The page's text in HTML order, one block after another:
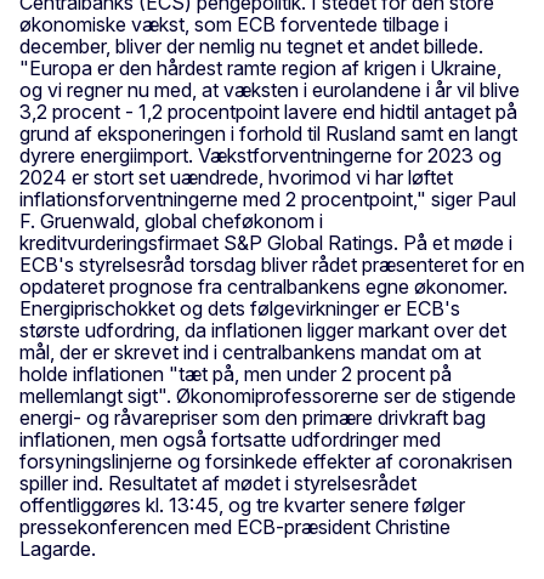
økonomiske vækst, som ECB forventede tilbage i
december, bliver der nemlig nu tegnet et andet billede.
"Europa er den hårdest ramte region af krigen i Ukraine,
og vi regner nu med, at væksten i eurolandene i år vil blive
3,2 procent - 1,2 procentpoint lavere end hidtil antaget på
grund af eksponeringen i forhold til Rusland samt en langt
dyrere energiimport. Vækstforventningerne for 2023 og
2024 er stort set uændrede, hvorimod vi har løftet
inflationsforventningerne med 2 procentpoint," siger Paul
F. Gruenwald, global cheføkonom i
kreditvurderingsfirmaet S&P Global Ratings. På et møde i
ECB's styrelsesråd torsdag bliver rådet præsenteret for en
opdateret prognose fra centralbankens egne økonomer.
Energiprischokket og dets følgevirkninger er ECB's
største udfordring, da inflationen ligger markant over det
mål, der er skrevet ind i centralbankens mandat om at
holde inflationen "tæt på, men under 2 procent på
mellemlangt sigt". Økonomiprofessorerne ser de stigende
energi- og råvarepriser som den primære drivkraft bag
inflationen, men også fortsatte udfordringer med
forsyningslinjerne og forsinkede effekter af coronakrisen
spiller ind. Resultatet af mødet i styrelsesrådet
offentliggøres kl. 13:45, og tre kvarter senere følger
pressekonferencen med ECB-præsident Christine
Lagarde.